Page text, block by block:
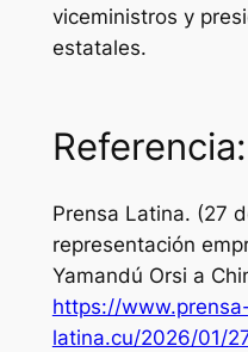
viceministros y
estatales.
Referencia:
Prensa Latina. (27
representación
Yamandú Orsi a
https://
latina.cu/2026/01/